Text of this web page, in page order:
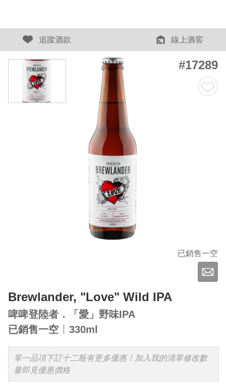
追蹤酒款 線上酒窖
#17289
已銷售一空
Brewlander, "Love" Wild IPA
啤啤登陸者．「愛」野味IPA
已銷售一空
330ml
單一品項下訂十二瓶有更多優惠！加入我的清單修改數
量即見優惠價格